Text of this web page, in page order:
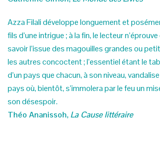
Azza Filali développe longuement et
fils d’une intrigue ; à la fin, le lecteur
savoir l’issue des magouilles grandes ou
les autres concoctent ; l’essentiel étant le
d’un pays que chacun, à son niveau,
pays où, bientôt, s’immolera par le feu un
son désespoir.
Théo Ananissoh, La Cause littéraire